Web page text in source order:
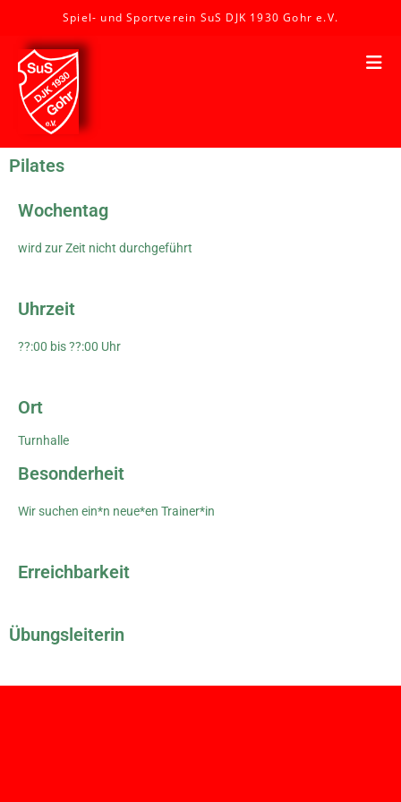
Spiel- und Sportverein SuS DJK 1930 Gohr e.V.
Pilates
Wochentag
wird zur Zeit nicht durchgeführt
Uhrzeit
??:00 bis ??:00 Uhr
Ort
Turnhalle
Besonderheit
Wir suchen ein*n neue*en Trainer*in
Erreichbarkeit
Übungsleiterin